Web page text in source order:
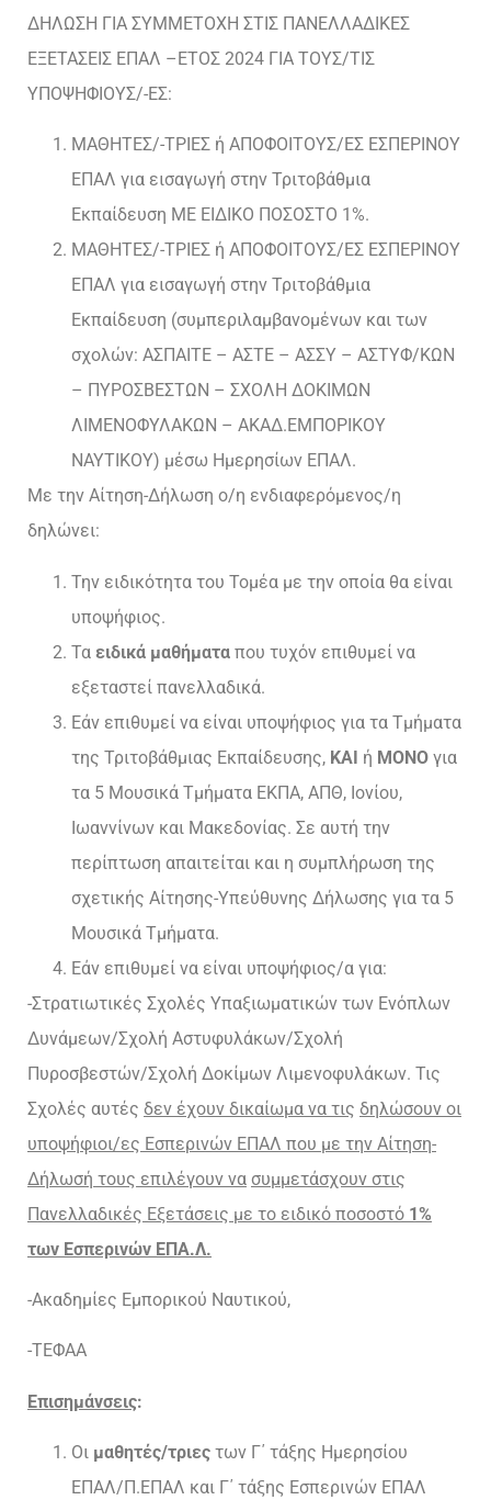
ΔΗΛΩΣΗ ΓΙΑ ΣΥΜΜΕΤΟΧΗ ΣΤΙΣ ΠΑΝΕΛΛΑΔΙΚΕΣ
ΕΞΕΤΑΣΕΙΣ ΕΠΑΛ –ΕΤΟΣ 2024 ΓΙΑ ΤΟΥΣ/ΤΙΣ
ΥΠΟΨΗΦΙΟΥΣ/-ΕΣ:
ΜΑΘΗΤΕΣ/-ΤΡΙΕΣ ή ΑΠΟΦΟΙΤΟΥΣ/ΕΣ ΕΣΠΕΡΙΝΟΥ
ΕΠΑΛ για εισαγωγή στην Τριτοβάθμια
Εκπαίδευση ΜΕ ΕΙΔΙΚΟ ΠΟΣΟΣΤΟ 1%.
ΜΑΘΗΤΕΣ/-ΤΡΙΕΣ ή ΑΠΟΦΟΙΤΟΥΣ/ΕΣ ΕΣΠΕΡΙΝΟΥ
ΕΠΑΛ για εισαγωγή στην Τριτοβάθμια
Εκπαίδευση (συμπεριλαμβανομένων και των
σχολών: ΑΣΠΑΙΤΕ – ΑΣΤΕ – ΑΣΣΥ – ΑΣΤΥΦ/ΚΩΝ
– ΠΥΡΟΣΒΕΣΤΩΝ – ΣΧΟΛΗ ΔΟΚΙΜΩΝ
ΛΙΜΕΝΟΦΥΛΑΚΩΝ – ΑΚΑΔ.ΕΜΠΟΡΙΚΟΥ
ΝΑΥΤΙΚΟΥ) μέσω Ημερησίων ΕΠΑΛ.
Με την Αίτηση-Δήλωση ο/η ενδιαφερόμενος/η
δηλώνει:
Την ειδικότητα του Τομέα με την οποία θα είναι
υποψήφιος.
Τα ειδικά μαθήματα που τυχόν επιθυμεί να
εξεταστεί πανελλαδικά.
Εάν επιθυμεί να είναι υποψήφιος για τα Τμήματα
της Τριτοβάθμιας Εκπαίδευσης, ΚΑΙ ή ΜΟΝΟ για
τα 5 Μουσικά Τμήματα ΕΚΠΑ, ΑΠΘ, Ιονίου,
Ιωαννίνων και Μακεδονίας. Σε αυτή την
περίπτωση απαιτείται και η συμπλήρωση της
σχετικής Αίτησης-Υπεύθυνης Δήλωσης για τα 5
Μουσικά Τμήματα.
Εάν επιθυμεί να είναι υποψήφιος/α για:
-Στρατιωτικές Σχολές Υπαξιωματικών των Ενόπλων
Δυνάμεων/Σχολή Αστυφυλάκων/Σχολή
Πυροσβεστών/Σχολή Δοκίμων Λιμενοφυλάκων. Τις
Σχολές αυτές δεν έχουν δικαίωμα να τις δηλώσουν οι
υποψήφιοι/ες Εσπερινών ΕΠΑΛ που με την Αίτηση-
Δήλωσή τους επιλέγουν να συμμετάσχουν στις
Πανελλαδικές Εξετάσεις με το ειδικό ποσοστό 1%
των Εσπερινών ΕΠΑ.Λ.
-Ακαδημίες Εμπορικού Ναυτικού,
-ΤΕΦΑΑ
Επισημάνσεις:
Οι μαθητές/τριες των Γ΄ τάξης Ημερησίου
ΕΠΑΛ/Π.ΕΠΑΛ και Γ΄ τάξης Εσπερινών ΕΠΑΛ